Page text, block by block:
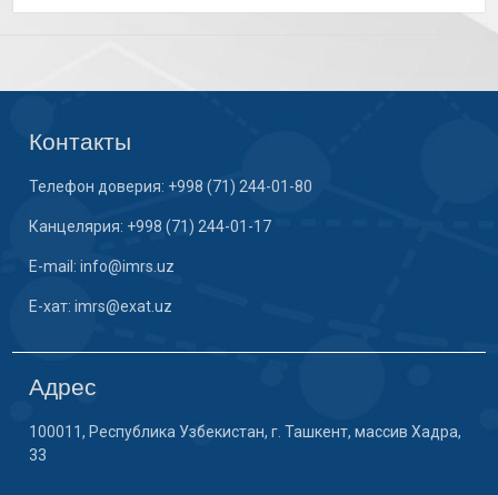
Контакты
Телефон доверия: +998 (71) 244-01-80
Канцелярия: +998 (71) 244-01-17
E-mail: info@imrs.uz
E-хат: imrs@exat.uz
Адрес
100011, Республика Узбекистан, г. Ташкент, массив Хадра,
33